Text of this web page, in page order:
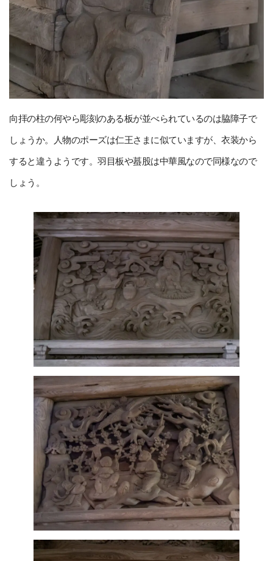
向拝の柱の何やら彫刻のある板が並べられているのは脇障子で
しょうか。人物のポーズは仁王さまに似ていますが、衣装から
すると違うようです。羽目板や蟇股は中華風なので同様なので
しょう。